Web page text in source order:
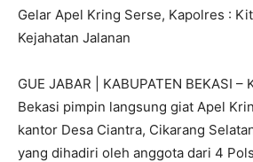
Gelar Apel Kring Serse, Kapolres :
Kejahatan Jalanan
GUE JABAR | KABUPATEN BEKASI
Bekasi pimpin langsung giat Apel
kantor Desa Ciantra, Cikarang
yang dihadiri oleh anggota dari 4